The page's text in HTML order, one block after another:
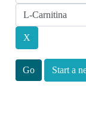
Start a